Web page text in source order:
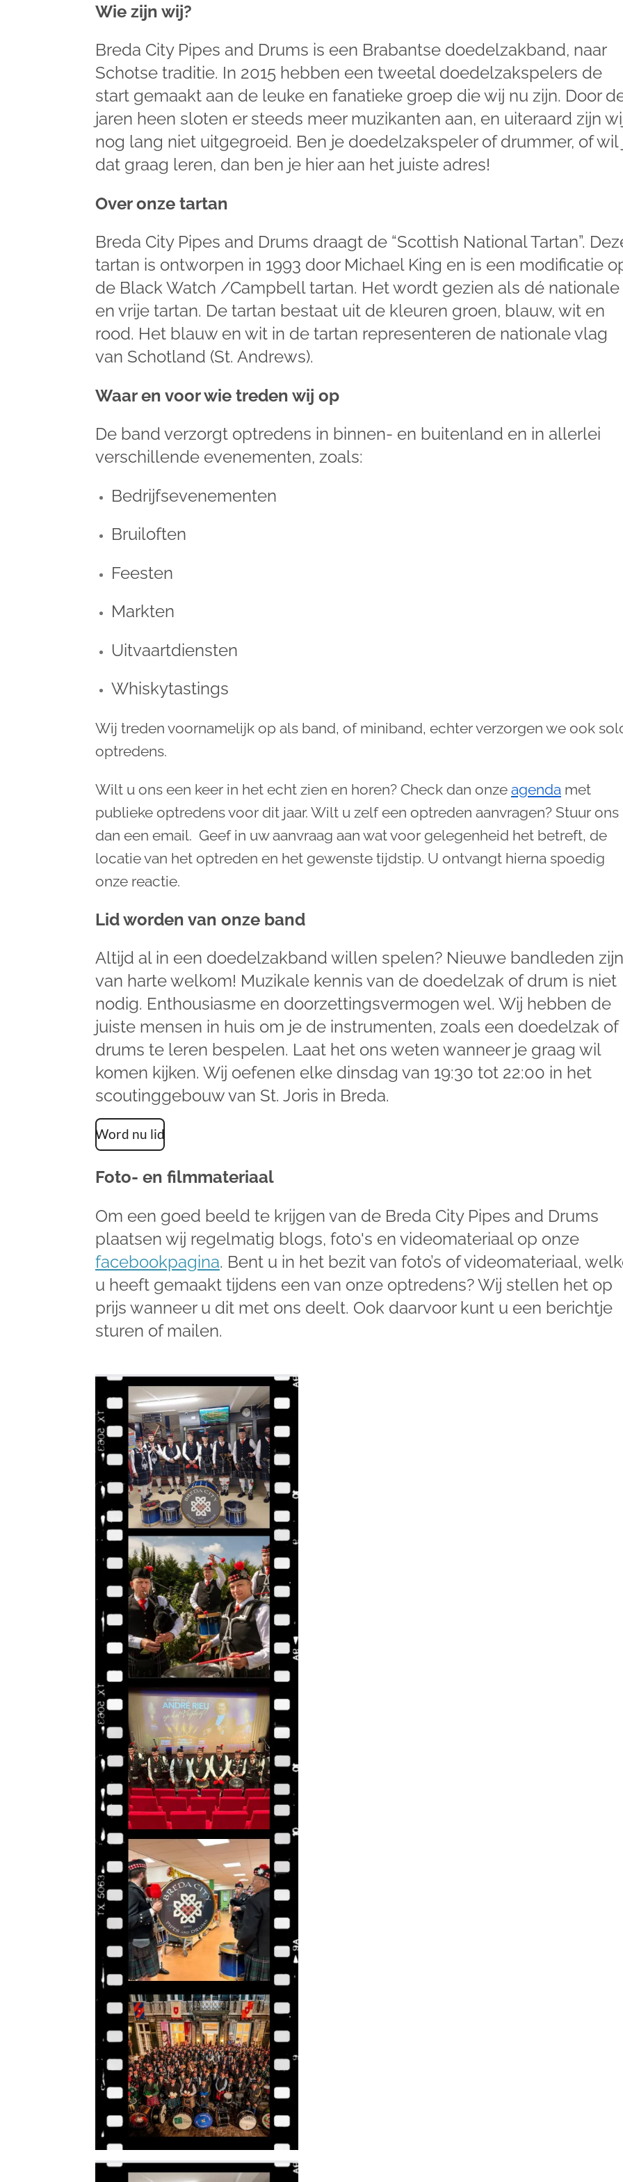
Wie zijn wij?
Breda City Pipes and Drums is een Brabantse doedelzakband, naar
Schotse traditie. In 2015 hebben een tweetal doedelzakspelers de
start gemaakt aan de leuke en fanatieke groep die wij nu zijn. Door
jaren heen sloten er steeds meer muzikanten aan, en uiteraard zijn
nog lang niet uitgegroeid. Ben je doedelzakspeler of drummer, of wil
dat graag leren, dan ben je hier aan het juiste adres!
Over onze tartan
Breda City Pipes and Drums draagt de “Scottish National Tartan”.
tartan is ontworpen in 1993 door Michael King en is een modificatie
de Black Watch /Campbell tartan. Het wordt gezien als dé nationale
en vrije tartan. De tartan bestaat uit de kleuren groen, blauw, wit en
rood. Het blauw en wit in de tartan representeren de nationale vlag
van Schotland (St. Andrews).
Waar en voor wie treden wij op
De band verzorgt optredens in binnen- en buitenland en in allerlei
verschillende evenementen, zoals:
Bedrijfsevenementen
Bruiloften
Feesten
Markten
Uitvaartdiensten
Whiskytastings
Wij treden voornamelijk op als band, of miniband, echter verzorgen we ook
optredens.
Wilt u ons een keer in het echt zien en horen? Check dan onze agenda met
publieke optredens voor dit jaar. Wilt u zelf een optreden aanvragen? Stuur ons
dan een email. Geef in uw aanvraag aan wat voor gelegenheid het betreft, de
locatie van het optreden en het gewenste tijdstip. U ontvangt hierna spoedig
onze reactie.
Lid worden van onze band
Altijd al in een doedelzakband willen spelen? Nieuwe bandleden zijn
van harte welkom! Muzikale kennis van de doedelzak of drum is niet
nodig. Enthousiasme en doorzettingsvermogen wel. Wij hebben de
juiste mensen in huis om je de instrumenten, zoals een doedelzak of
drums te leren bespelen. Laat het ons weten wanneer je graag wil
komen kijken. Wij oefenen elke dinsdag van 19:30 tot 22:00 in het
scoutinggebouw van St. Joris in Breda.
Word nu lid
Foto- en filmmateriaal
Om een goed beeld te krijgen van de Breda City Pipes and Drums
plaatsen wij regelmatig blogs, foto's en videomateriaal op onze
facebookpagina. Bent u in het bezit van foto’s of videomateriaal,
u heeft gemaakt tijdens een van onze optredens? Wij stellen het op
prijs wanneer u dit met ons deelt. Ook daarvoor kunt u een berichtje
sturen of mailen.